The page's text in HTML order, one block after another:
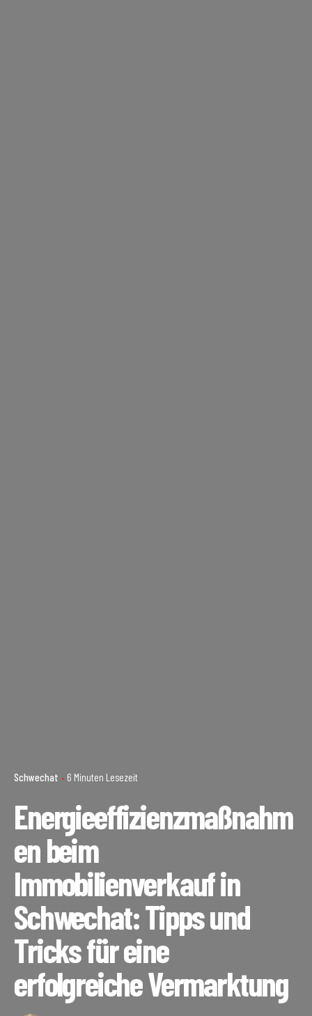
Schwechat 6 Minuten Lesezeit
Energieeffizienzmaßnahm
en beim
Immobilienverkauf in
Schwechat: Tipps und
Tricks für eine
erfolgreiche Vermarktung